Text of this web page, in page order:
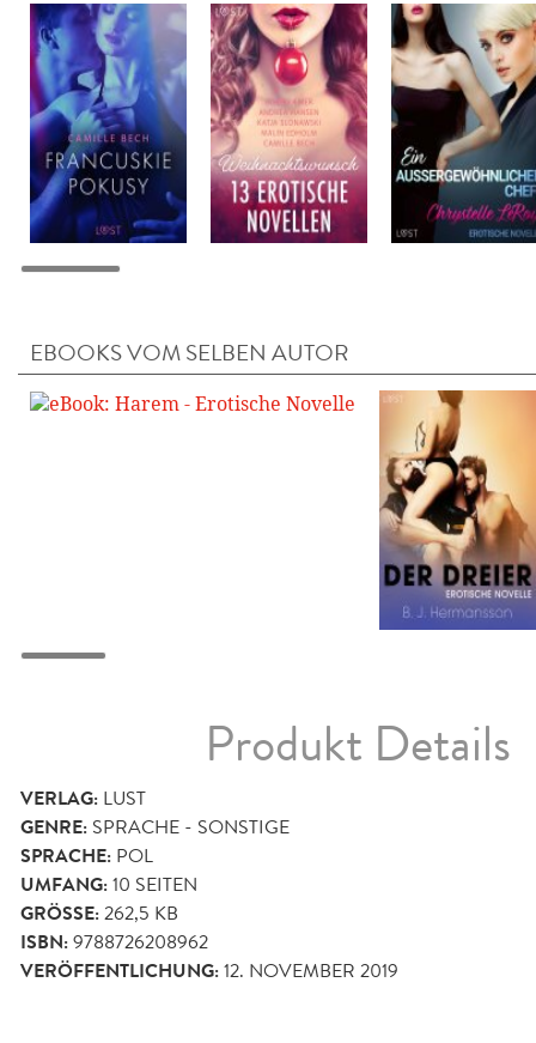
EBOOKS VOM SELBEN AUTOR
Produkt Details
VERLAG: LUST
GENRE: SPRACHE - SONSTIGE
SPRACHE: POL
UMFANG:10 SEITEN
GRÖSSE: 262,5 KB
ISBN:9788726208962
VERÖFFENTLICHUNG:12. NOVEMBER 2019